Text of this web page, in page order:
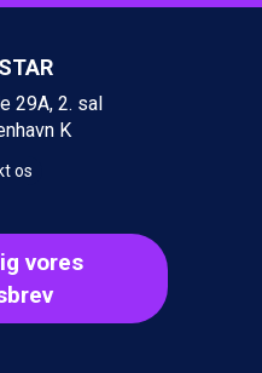
29A, 2. sal
K
os
vores